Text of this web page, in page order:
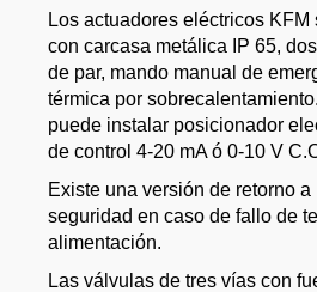
Los actuadores eléctricos
con carcasa metálica IP 65,
de par, mando manual de
térmica por
puede instalar posicionador
de control 4-20 mA ó 0-10 V
Existe una versión de retorno
seguridad en caso de fallo de
alimentación.
Las válvulas de tres vías con